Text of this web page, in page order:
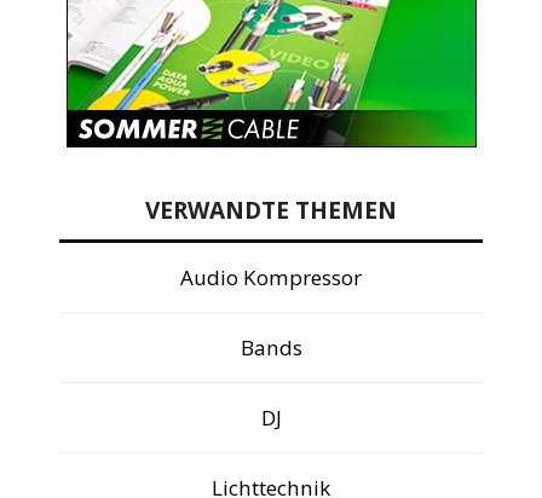
VERWANDTE THEMEN
Audio Kompressor
Bands
DJ
Lichttechnik